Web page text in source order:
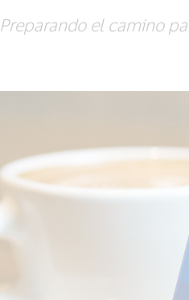
Preparando el camino